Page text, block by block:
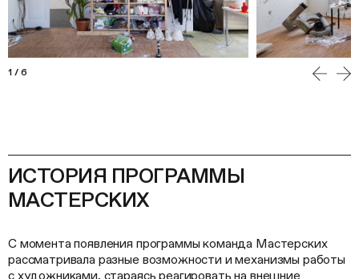
1/ 6
ИСТОРИЯ ПРОГРАММЫ
МАСТЕРСКИХ
С момента появления программы команда Мастерских
рассматривала разные возможности и механизмы работы
с художниками, стараясь реагировать на внешние